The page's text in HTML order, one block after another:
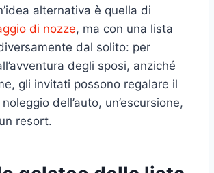
alternativa è quella di
di nozze, ma con una lista
dal solito: per
degli sposi, anziché
gli invitati possono regalare il
dell’auto, un’escursione,
resort.